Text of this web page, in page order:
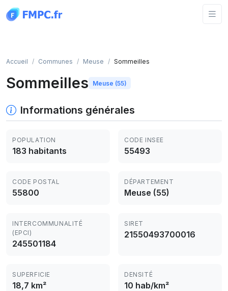
Accueil Communes Meuse Sommeilles
Sommeilles Meuse (55)
Informations générales
POPULATION
183 habitants
CODE INSEE
55493
CODE POSTAL
55800
DÉPARTEMENT
Meuse (55)
INTERCOMMUNALITÉ
(EPCI)
245501184
SIRET
21550493700016
SUPERFICIE
18,7 km²
DENSITÉ
10 hab/km²
Panneau de gestion des cookies